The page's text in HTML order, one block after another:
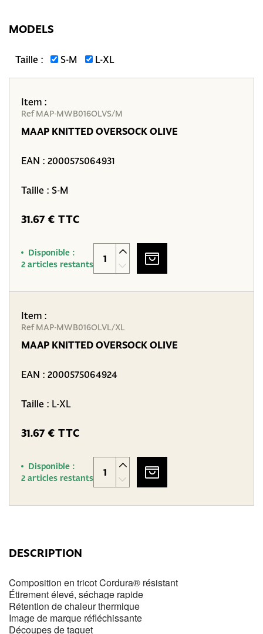
MODELS
Taille : S-M L-XL
Item :
Ref MAP-MWB016OLVS/M
MAAP KNITTED OVERSOCK OLIVE
EAN : 2000575064931
Taille : S-M
31.67 € TTC
Disponible :
2 articles restants
Item :
Ref MAP-MWB016OLVL/XL
MAAP KNITTED OVERSOCK OLIVE
EAN : 2000575064924
Taille : L-XL
31.67 € TTC
Disponible :
2 articles restants
DESCRIPTION
Composition en tricot Cordura® résistant
Étirement élevé, séchage rapide
Rétention de chaleur thermique
Image de marque réfléchissante
Découpes de taquet